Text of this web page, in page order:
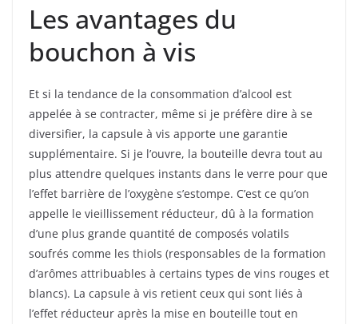
Les avantages du
bouchon à vis
Et si la tendance de la consommation d’alcool est
appelée à se contracter, même si je préfère dire à se
diversifier, la capsule à vis apporte une garantie
supplémentaire. Si je l’ouvre, la bouteille devra tout au
plus attendre quelques instants dans le verre pour que
l’effet barrière de l’oxygène s’estompe. C’est ce qu’on
appelle le vieillissement réducteur, dû à la formation
d’une plus grande quantité de composés volatils
soufrés comme les thiols (responsables de la formation
d’arômes attribuables à certains types de vins rouges et
blancs). La capsule à vis retient ceux qui sont liés à
l’effet réducteur après la mise en bouteille tout en